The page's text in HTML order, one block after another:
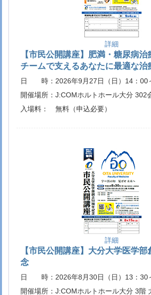
患相談センター
ふれあい看護体験 挾間キ
タイの留学生との交流会が
2026.5.20
医学部国際学術交流に関す
ログラム（協定校学部生）
を行いました
国際交流トピ
2026.4.27,28
タイの留学生の研究発表会
が行われました
【大学院】総合健康科学研
大分大学
国立大学法人大分大学と株
同研究プロジェクト締結式
医学科6年 久土慎詞さんの
誌 The AAPS Journalに掲
トピックス
医学科6年 久土慎詞さんが
会九州地方会で最優秀賞を
ス
2026.4.16
が整形外科学講座の研修を
詳細
【市民公開講座】肥満・糖尿病治
チームで支えるあなたに最適な治
日 時： 2026年9月27日（日）14：00
開催場所： J:COMホルトホール大分 302
入場料：
無料（申込必要）
詳細
【市民公開講座】大分大学医学
念
日 時： 2026年8月30日（日）13：30
開催場所： J:COMホルトホール大分 3階